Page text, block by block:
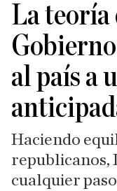
La teoría
al país a
Haciendo
republicanos,
cualquier